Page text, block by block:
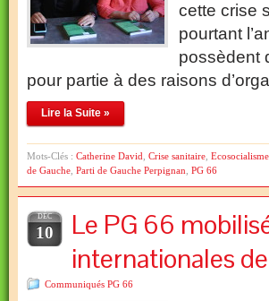
cette crise
pourtant
possèdent
pour partie à des raisons
Lire la Suite »
Mots-Clés : Catherine David Crise sanitaire Ecosocialisme
de Gauche Parti de Gauche Perpignan PG 66
DÉC
10
Le PG 66
internationales
Communiqués PG 66